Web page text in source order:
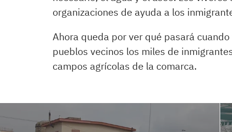
organizaciones de ayuda a los
Ahora queda por ver qué pasará
pueblos vecinos los miles de
campos agrícolas de la comarca.